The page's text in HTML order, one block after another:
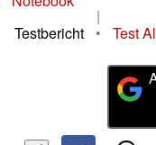
|
Testbericht
• Test